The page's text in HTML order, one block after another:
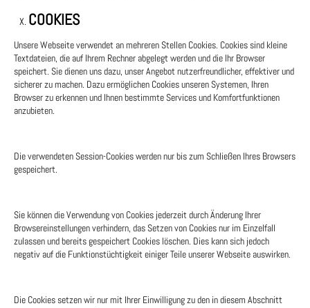
COOKIES
Unsere Webseite verwendet an mehreren Stellen Cookies. Cookies sind kleine
Textdateien, die auf Ihrem Rechner abgelegt werden und die Ihr Browser
speichert. Sie dienen uns dazu, unser Angebot nutzerfreundlicher, effektiver und
sicherer zu machen. Dazu ermöglichen Cookies unseren Systemen, Ihren
Browser zu erkennen und Ihnen bestimmte Services und Komfortfunktionen
anzubieten.
Die verwendeten Session-Cookies werden nur bis zum Schließen Ihres Browsers
gespeichert.
Sie können die Verwendung von Cookies jederzeit durch Änderung Ihrer
Browsereinstellungen verhindern, das Setzen von Cookies nur im Einzelfall
zulassen und bereits gespeichert Cookies löschen. Dies kann sich jedoch
negativ auf die Funktionstüchtigkeit einiger Teile unserer Webseite auswirken.
Die Cookies setzen wir nur mit Ihrer Einwilligung zu den in diesem Abschnitt